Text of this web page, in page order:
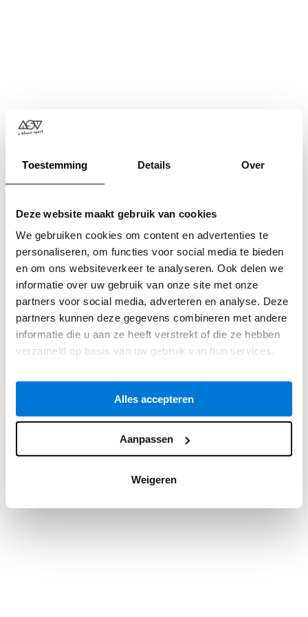
Toestemming Details Over
Deze website maakt gebruik van cookies
We gebruiken cookies om content en advertenties te
personaliseren, om functies voor social media te bieden
en om ons websiteverkeer te analyseren. Ook delen we
informatie over uw gebruik van onze site met onze
partners voor social media, adverteren en analyse. Deze
partners kunnen deze gegevens combineren met andere
informatie die u aan ze heeft verstrekt of die ze hebben
verzameld op basis van uw gebruik van hun services.
Alles accepteren
Aanpassen
Weigeren
Application error: a client-side exception has occurred while
loadingwww.asv.nl(see the browser consolefor more
information).